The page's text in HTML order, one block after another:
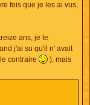
fois que je les ai vus,
ans, je te
j'ai su qu'il n' avait
contraire
), mais